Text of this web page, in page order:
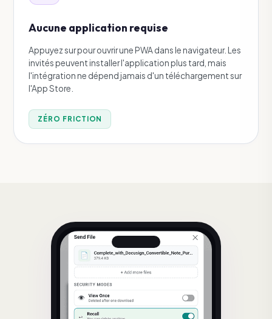
Aucune application requise
Appuyez sur pour ouvrir une PWA dans le navigateur. Les
invités peuvent installer l'application plus tard, mais
l'intégration ne dépend jamais d'un téléchargement sur
l'App Store.
ZÉRO FRICTION